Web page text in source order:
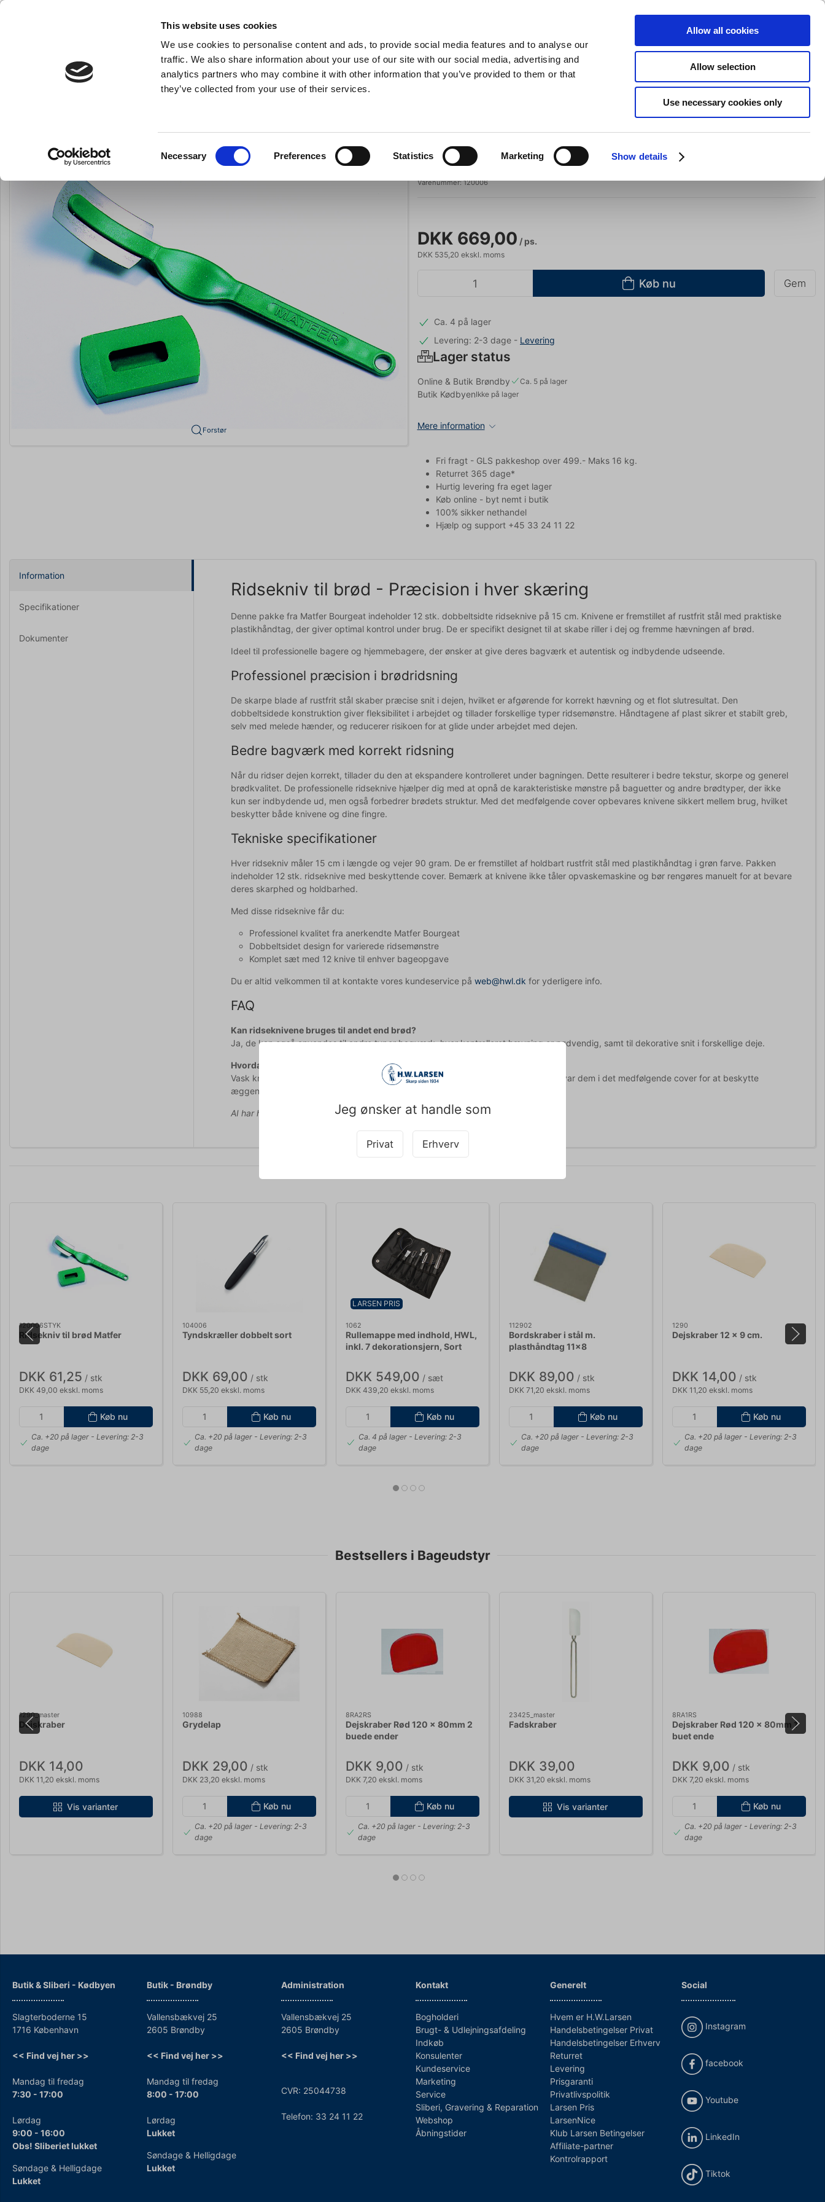
This website uses cookies
We use cookies to personalise content and ads, to provide social media features and to analyse our
traffic. We also share information about your use of our site with our social media, advertising and
analytics partners who may combine it with other information that you’ve provided to them or that
they’ve collected from your use of their services.
Necessary Preferences Statistics Marketing Show details
Allow all cookies
Allow selection
Use necessary cookies only
- Køkkenudstyr til professionelle og entusiaster Søg Indkøbskurv (0)
Køkkenredskaber Gryder & Pander Grill Barudstyr Tilbud Brands Slibning
Jeg ønsker at handle som
Privat Erhverv
Forstør
Matfer Bourgeat
Ridsekniv t brød Matfer 1 pose med 12stk
Varenummer:120006
DKK 669,00 / ps.
DKK 535,20 ekskl. moms
Køb nu Gem
Ca. 4 på lager
Levering: 2-3 dage - Levering
Lager status
Online & Butik Brøndby Ca. 5 på lager
Butik KødbyenIkke på lager
Mere information
Fri fragt - GLS pakkeshop over 499.- Maks 16 kg.
Returret 365 dage*
Hurtig levering fra eget lager
Køb online - byt nemt i butik
100% sikker nethandel
Hjælp og support +45 33 24 11 22
Information
Specifikationer
Dokumenter
Ridsekniv til brød - Præcision i hver skæring
Denne pakke fra Matfer Bourgeat indeholder 12 stk. dobbeltsidte ridseknive på 15 cm. Knivene er fremstillet af rustfrit stål med praktiske
plastikhåndtag, der giver optimal kontrol under brug. De er specifikt designet til at skabe riller i dej og fremme hævningen af brød.
Ideel til professionelle bagere og hjemmebagere, der ønsker at give deres bagværk et autentisk og indbydende udseende.
Professionel præcision i brødridsning
De skarpe blade af rustfrit stål skaber præcise snit i dejen, hvilket er afgørende for korrekt hævning og et flot slutresultat. Den
dobbeltsidede konstruktion giver fleksibilitet i arbejdet og tillader forskellige typer ridsemønstre. Håndtagene af plast sikrer et stabilt greb,
selv med melede hænder, og reducerer risikoen for at glide under arbejdet med dejen.
Bedre bagværk med korrekt ridsning
Når du ridser dejen korrekt, tillader du den at ekspandere kontrolleret under bagningen. Dette resulterer i bedre tekstur, skorpe og generel
brødkvalitet. De professionelle ridseknive hjælper dig med at opnå de karakteristiske mønstre på baguetter og andre brødtyper, der ikke
kun ser indbydende ud, men også forbedrer brødets struktur. Med det medfølgende cover opbevares knivene sikkert mellem brug, hvilket
beskytter både knivene og dine fingre.
Tekniske specifikationer
Hver ridsekniv måler 15 cm i længde og vejer 90 gram. De er fremstillet af holdbart rustfrit stål med plastikhåndtag i grøn farve. Pakken
indeholder 12 stk. ridseknive med beskyttende cover. Bemærk at knivene ikke tåler opvaskemaskine og bør rengøres manuelt for at bevare
deres skarphed og holdbarhed.
Med disse ridseknive får du:
Professionel kvalitet fra anerkendte Matfer Bourgeat
Dobbeltsidet design for varierede ridsemønstre
Komplet sæt med 12 knive til enhver bageopgave
Du er altid velkommen til at kontakte vores kundeservice på web@hwl.dk for yderligere info.
FAQ
Kan ridseknivene bruges til andet end brød?
Ja, de kan også anvendes til andre typer bagværk, hvor kontrolleret hævning er nødvendig, samt til dekorative snit i forskellige deje.
Hvordan vedligeholder jeg bedst mine ridseknive?
Vask knivene i hånden med mildt sæbevand og tør dem grundigt efter brug. Opbevar dem i det medfølgende cover for at beskytte
æggene.
AI har hjulpet med teksten og derfor tages der forbehold for fejl.
120006STYK
Ridsekniv til brød Matfer
DKK 61,25 / stk
DKK 49,00 ekskl. moms
Køb nu
Ca. +20 på lager- Levering: 2-3
dage
104006
Tyndskræller dobbelt sort
DKK 69,00 / stk
DKK 55,20 ekskl. moms
Køb nu
Ca. +20 på lager- Levering: 2-3
dage
LARSEN PRIS
1062
Rullemappe med indhold, HWL,
inkl. 7 dekorationsjern, Sort
DKK 549,00 / sæt
DKK 439,20 ekskl. moms
Køb nu
Ca. 4 på lager- Levering: 2-3
dage
112902
Bordskraber i stål m.
plasthåndtag 11x8
DKK 89,00 / stk
DKK 71,20 ekskl. moms
Køb nu
Ca. +20 på lager- Levering: 2-3
dage
1290
Dejskraber 12 x 9 cm.
DKK 14,00 / stk
DKK 11,20 ekskl. moms
Køb nu
Ca. +20 på lager- Levering: 2-3
dage
Bestsellers i Bageudstyr
1290_master
Dejskraber
DKK 14,00
DKK 11,20 ekskl. moms
Vis varianter
10988
Grydelap
DKK 29,00 / stk
DKK 23,20 ekskl. moms
Køb nu
Ca. +20 på lager- Levering: 2-3
dage
8RA2RS
Dejskraber Rød 120 x 80mm 2
buede ender
DKK 9,00 / stk
DKK 7,20 ekskl. moms
Køb nu
Ca. +20 på lager- Levering: 2-3
dage
23425_master
Fadskraber
DKK 39,00
DKK 31,20 ekskl. moms
Vis varianter
8RA1RS
Dejskraber Rød 120 x 80mm 1
buet ende
DKK 9,00 / stk
DKK 7,20 ekskl. moms
Køb nu
Ca. +20 på lager- Levering: 2-3
dage
Butik & Sliberi - Kødbyen
Slagterboderne 15
1716 København
<< Find vej her >>
Mandag til fredag
7:30 - 17:00
Lørdag
9:00 - 16:00
Obs! Sliberiet lukket
Søndage & Helligdage
Lukket
Butik - Brøndby
Vallensbækvej 25
2605 Brøndby
<< Find vej her >>
Mandag til fredag
8:00 - 17:00
Lørdag
Lukket
Søndage & Helligdage
Lukket
Administration
Vallensbækvej 25
2605 Brøndby
<< Find vej her >>
CVR: 25044738
Telefon: 33 24 11 22
Kontakt
Bogholderi
Brugt- & Udlejningsafdeling
Indkøb
Konsulenter
Kundeservice
Marketing
Service
Sliberi, Gravering & Reparation
Webshop
Åbningstider
Generelt
Hvem er H.W.Larsen
Handelsbetingelser Privat
Handelsbetingelser Erhverv
Returret
Levering
Prisgaranti
Privatlivspolitik
Larsen Pris
LarsenNice
Klub Larsen Betingelser
Affiliate-partner
Kontrolrapport
Social
Instagram
facebook
Youtube
LinkedIn
Tiktok